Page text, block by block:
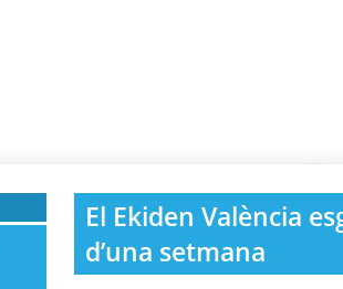
El Ekiden València
d’una setmana